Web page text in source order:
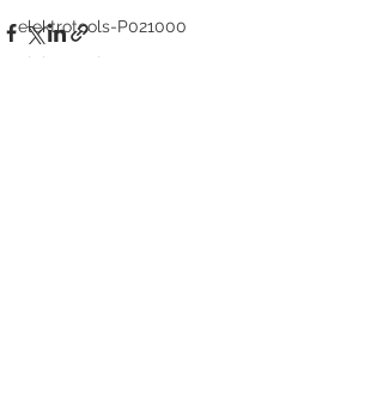
elektrotools-P021000
elektrotools-P054000